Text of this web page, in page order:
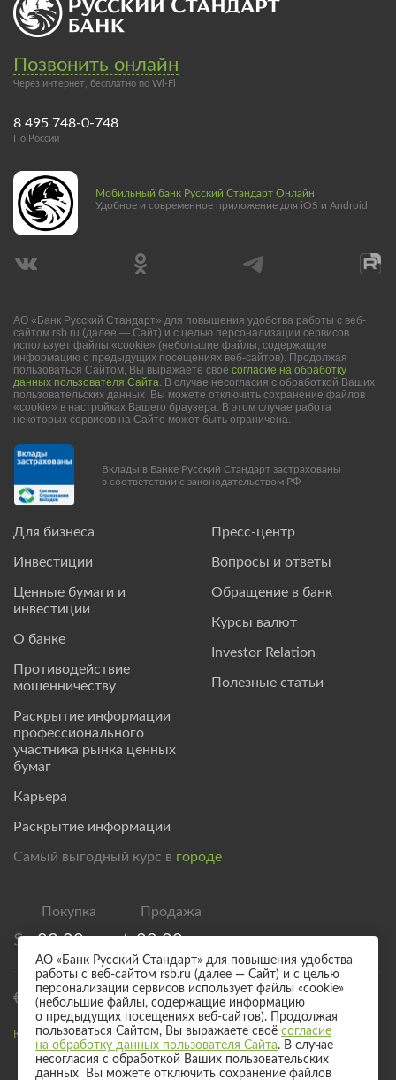
Позвонить онлайн
Через интернет, бесплатно по Wi-Fi
8 495 748-0-748
По России
Для бизнеса
Инвестиции
Ценные бумаги и
инвестиции
О банке
Противодействие
мошенничеству
Раскрытие информации
профессионального
участника рынка ценных
бумаг
Карьера
Раскрытие информации
Пресс-центр
Вопросы и ответы
Обращение в банк
Курсы валют
Investor Relation
Полезные статьи
Мобильный банк Русский Стандарт Онлайн
Удобное и современное приложение для iOS и Android
АО «Банк Русский Стандарт» для повышения удобства работы с веб-
сайтом rsb.ru (далее — Сайт) и с целью персонализации сервисов
использует файлы «cookie» (небольшие файлы, содержащие
информацию о предыдущих посещениях веб-сайтов). Продолжая
пользоваться Сайтом, Вы выражаете своё согласие на обработку
данных пользователя Сайта. В случае несогласия с обработкой Ваших
пользовательских данных Вы можете отключить сохранение файлов
«cookie» в настройках Вашего браузера. В этом случае работа
некоторых сервисов на Сайте может быть ограничена.
Вклады в Банке Русский Стандарт застрахованы
в соответствии с законодательством РФ
Самый выгодный курс в городе
$ 83,00 / 89,00
€ 95,00 / 101,00
Курс валют для безналичного обмена
АО «Банк Русский Стандарт» для повышения удобства
работы с веб-сайтом rsb.ru (далее — Сайт) и с целью
персонализации сервисов использует файлы «cookie»
(небольшие файлы, содержащие информацию
о предыдущих посещениях веб-сайтов). Продолжая
пользоваться Сайтом, Вы выражаете своё согласие
на обработку данных пользователя Сайта. В случае
несогласия с обработкой Ваших пользовательских
данных Вы можете отключить сохранение файлов